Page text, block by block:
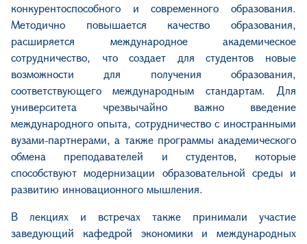
конкурентоспособного и современного образования.
Методично повышается качество образования,
расширяется международное академическое
сотрудничество, что создает для студентов новые
возможности для получения образования,
соответствующего международным стандартам. Для
университета чрезвычайно важно введение
международного опыта, сотрудничество с иностранными
вузами-партнерами, а также программы академического
обмена преподавателей и студентов, которые
способствуют модернизации образовательной среды и
развитию инновационного мышления.
В лекциях и встречах также принимали участие
заведующий кафедрой экономики и международных